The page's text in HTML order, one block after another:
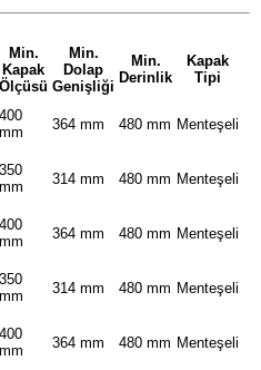
Min.
Kapak
Ölçüsü
Min.
Dolap
Genişliği
Min.
Derinlik
Kapak
Tipi
400
mm
364 mm 480 mm Menteşeli
350
mm
314 mm 480 mm Menteşeli
400
mm
364 mm 480 mm Menteşeli
350
mm
314 mm 480 mm Menteşeli
400
mm
364 mm 480 mm Menteşeli